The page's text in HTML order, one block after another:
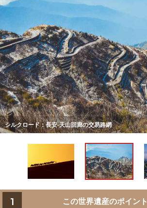
シルクロード：長安-天山回廊の交易路網
1 この世界遺産のポイント